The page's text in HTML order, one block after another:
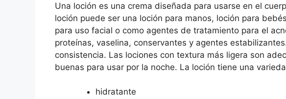
Una loción es una crema diseñada para usarse en el
loción puede ser una loción para manos, loción para
para uso facial o como agentes de tratamiento para el
proteínas, vaselina, conservantes y agentes
consistencia. Las lociones con textura más ligera son
buenas para usar por la noche. La loción tiene una
hidratante